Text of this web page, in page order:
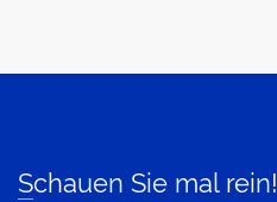
Schauen Sie mal rein!